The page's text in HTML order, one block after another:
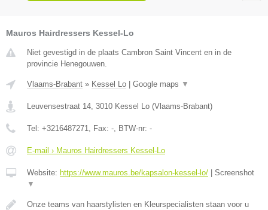
Mauros Hairdressers Kessel-Lo
Niet gevestigd in de plaats Cambron Saint Vincent en in de
provincie Henegouwen.
Vlaams-Brabant » Kessel Lo | Google maps ▼
Leuvensestraat 14 3010 Kessel Lo (Vlaams-Brabant)
Tel: +3216487271 , Fax: - , BTW-nr: -
E-mail › Mauros Hairdressers Kessel-Lo
Website: https://www.mauros.be/kapsalon-kessel-lo/ | Screenshot
▼
Onze teams van haarstylisten en Kleurspecialisten staan voor u